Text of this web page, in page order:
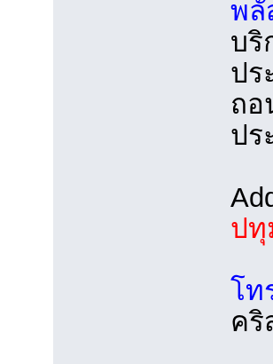
พลั
บริ
ปร
ถอ
ปร
ปทุ
โท
ค